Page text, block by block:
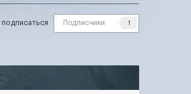
Подписчики 1